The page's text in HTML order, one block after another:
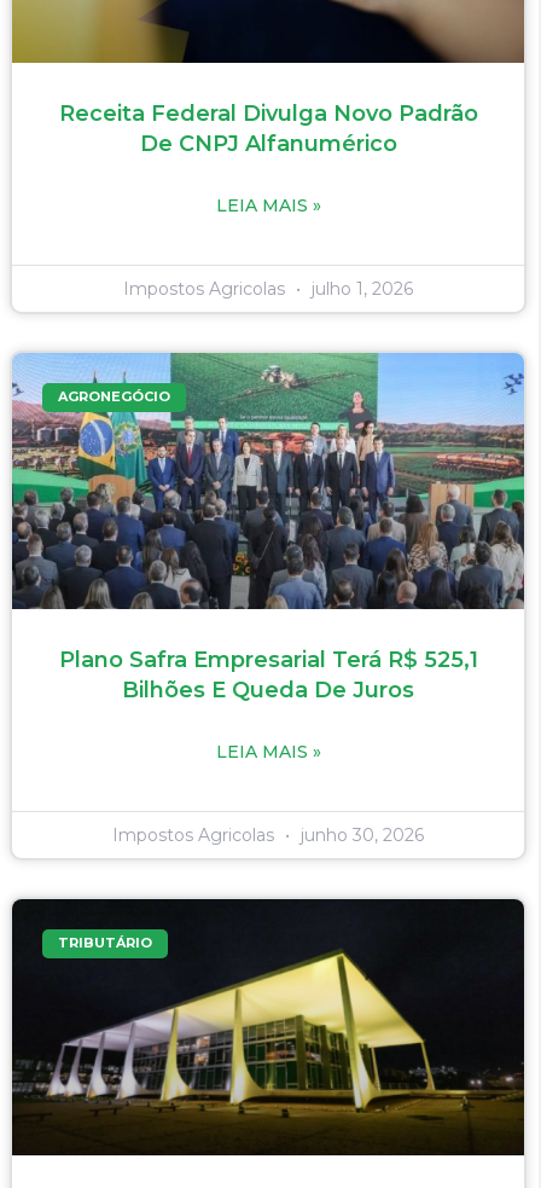
Receita Federal Divulga Novo Padrão
De CNPJ Alfanumérico
LEIA MAIS »
Impostos Agricolas julho 1, 2026
AGRONEGÓCIO
Plano Safra Empresarial Terá R$ 525,1
Bilhões E Queda De Juros
LEIA MAIS »
Impostos Agricolas junho 30, 2026
TRIBUTÁRIO